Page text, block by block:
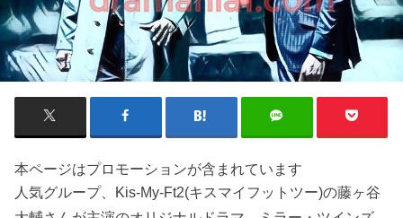
本ページはプロモーションが含まれています
人気グループ、Kis-My-Ft2(キスマイフットツー)の藤ヶ谷